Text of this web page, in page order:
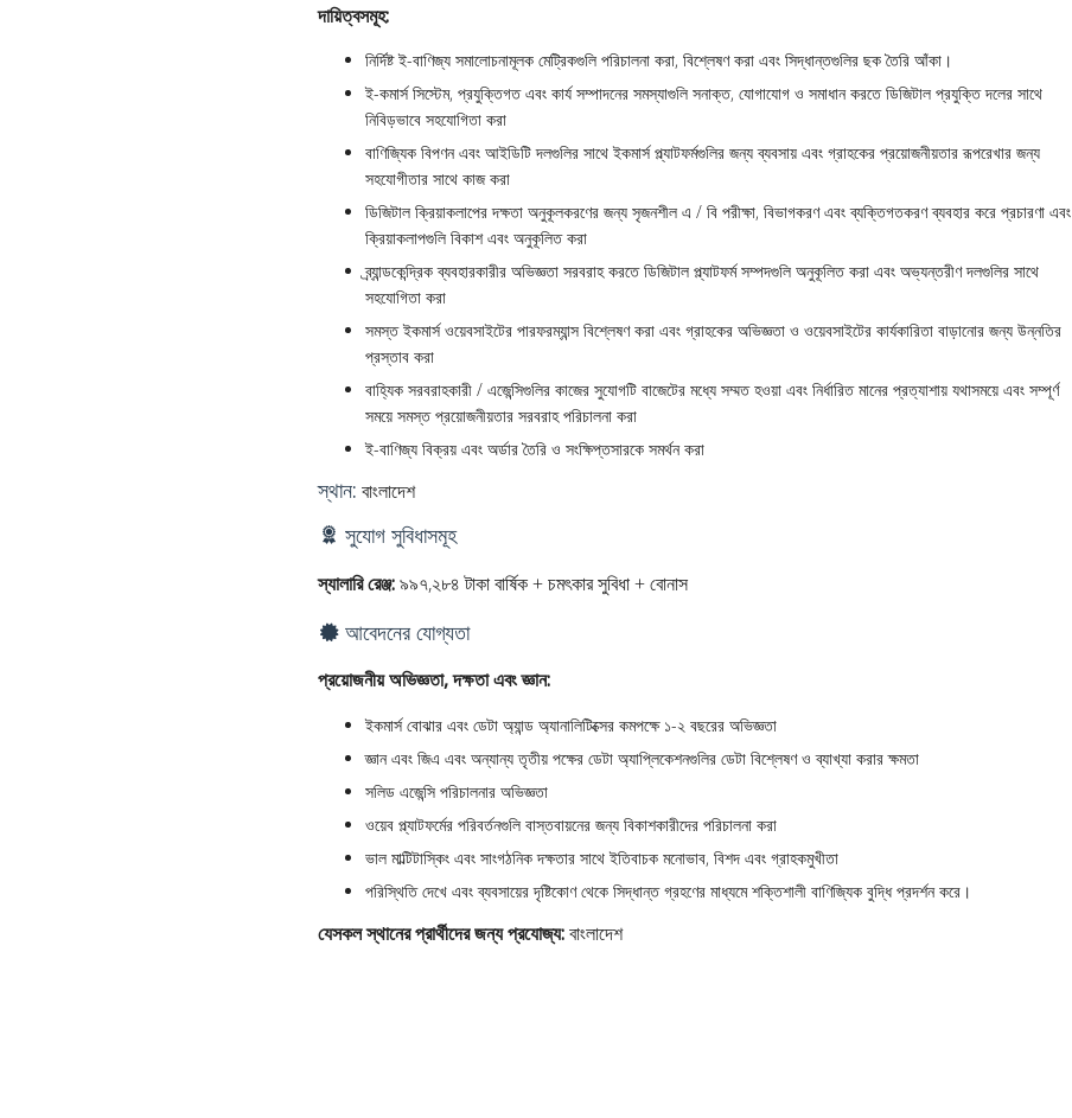
দায়িত্বসমূহ:
নির্দিষ্ট ই-বাণিজ্য সমালোচনামূলক মেট্রিকগুলি পরিচালনা করা, বিশ্লেষণ করা এবং সিদ্ধান্তগুলির ছক তৈরি আঁকা।
ই-কমার্স সিস্টেম, প্রযুক্তিগত এবং কার্য সম্পাদনের সমস্যাগুলি সনাক্ত, যোগাযোগ ও সমাধান করতে ডিজিটাল প্রযুক্তি দলের সাথে
নিবিড়ভাবে সহযোগিতা করা
বাণিজ্যিক বিপণন এবং আইডিটি দলগুলির সাথে ইকমার্স প্ল্যাটফর্মগুলির জন্য ব্যবসায় এবং গ্রাহকের প্রয়োজনীয়তার রূপরেখার জন্য
সহযোগীতার সাথে কাজ করা
ডিজিটাল ক্রিয়াকলাপের দক্ষতা অনুকূলকরণের জন্য সৃজনশীল এ / বি পরীক্ষা, বিভাগকরণ এবং ব্যক্তিগতকরণ ব্যবহার করে প্রচারণা এবং
ক্রিয়াকলাপগুলি বিকাশ এবং অনুকূলিত করা
ব্র্যান্ডকেন্দ্রিক ব্যবহারকারীর অভিজ্ঞতা সরবরাহ করতে ডিজিটাল প্ল্যাটফর্ম সম্পদগুলি অনুকূলিত করা এবং অভ্যন্তরীণ দলগুলির সাথে
সহযোগিতা করা
সমস্ত ইকমার্স ওয়েবসাইটের পারফরম্যান্স বিশ্লেষণ করা এবং গ্রাহকের অভিজ্ঞতা ও ওয়েবসাইটের কার্যকারিতা বাড়ানোর জন্য উন্নতির
প্রস্তাব করা
বাহ্যিক সরবরাহকারী / এজেন্সিগুলির কাজের সুযোগটি বাজেটের মধ্যে সম্মত হওয়া এবং নির্ধারিত মানের প্রত্যাশায় যথাসময়ে এবং সম্পূর্ণ
সময়ে সমস্ত প্রয়োজনীয়তার সরবরাহ পরিচালনা করা
ই-বাণিজ্য বিক্রয় এবং অর্ডার তৈরি ও সংক্ষিপ্তসারকে সমর্থন করা
স্থান: বাংলাদেশ
সুযোগ সুবিধাসমূহ
স্যালারি রেঞ্জ:৯৯৭,২৮৪ টাকা বার্ষিক + চমৎকার সুবিধা + বোনাস
আবেদনের যোগ্যতা
প্রয়োজনীয় অভিজ্ঞতা, দক্ষতা এবং জ্ঞান:
ইকমার্স বোঝার এবং ডেটা অ্যান্ড অ্যানালিটিক্সের কমপক্ষে ১-২ বছরের অভিজ্ঞতা
জ্ঞান এবং জিএ এবং অন্যান্য তৃতীয় পক্ষের ডেটা অ্যাপ্লিকেশনগুলির ডেটা বিশ্লেষণ ও ব্যাখ্যা করার ক্ষমতা
সলিড এজেন্সি পরিচালনার অভিজ্ঞতা
ওয়েব প্ল্যাটফর্মের পরিবর্তনগুলি বাস্তবায়নের জন্য বিকাশকারীদের পরিচালনা করা
ভাল মাল্টিটাস্কিং এবং সাংগঠনিক দক্ষতার সাথে ইতিবাচক মনোভাব, বিশদ এবং গ্রাহকমুখীতা
পরিস্থিতি দেখে এবং ব্যবসায়ের দৃষ্টিকোণ থেকে সিদ্ধান্ত গ্রহণের মাধ্যমে শক্তিশালী বাণিজ্যিক বুদ্ধি প্রদর্শন করে।
যেসকল স্থানের প্রার্থীদের জন্য প্রযোজ্য:বাংলাদেশ